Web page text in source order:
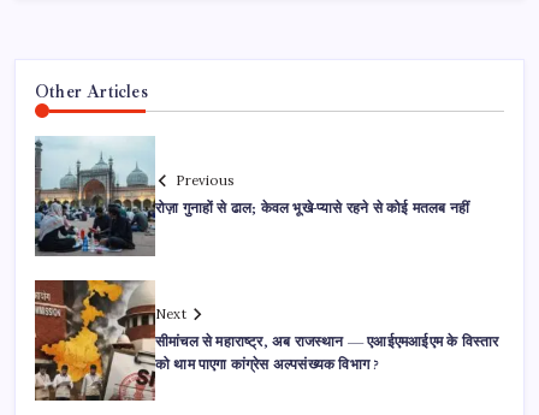
Other Articles
Previous
रोज़ा गुनाहों से ढाल; केवल भूखे-प्यासे रहने से कोई मतलब नहीं
Next
सीमांचल से महाराष्ट्र, अब राजस्थान — एआईएमआईएम के विस्तार
को थाम पाएगा कांग्रेस अल्पसंख्यक विभाग ?